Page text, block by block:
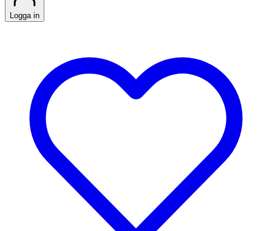
Logga in